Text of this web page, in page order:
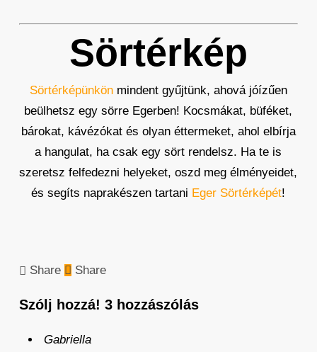
Sörtérkép
Sörtérképünkönmindent gyűjtünk, ahová jóízűen
beülhetsz egy sörre Egerben! Kocsmákat, büféket,
bárokat, kávézókat és olyan éttermeket, ahol elbírja
a hangulat, ha csak egy sört rendelsz. Ha te is
szeretsz felfedezni helyeket, oszd meg élményeidet,
és segíts naprakészen tartani Eger Sörtérképét!
Share Share
Szólj hozzá! 3 hozzászólás
Gabriella